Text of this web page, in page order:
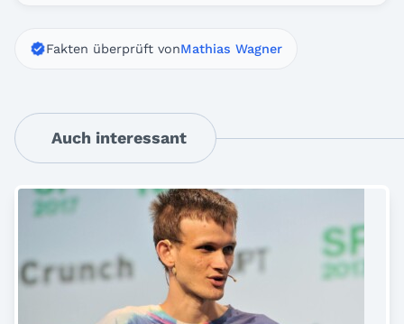
Fakten überprüft vonMathias Wagner
Auch interessant